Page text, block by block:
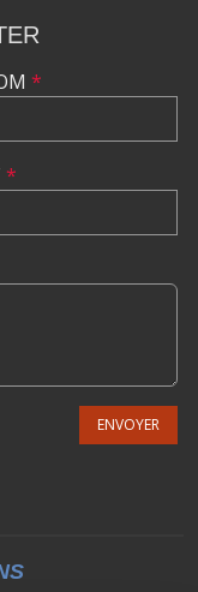
*
*
ENVOYER